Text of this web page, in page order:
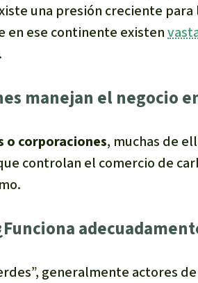
una presión creciente
en ese continente existen
.
manejan el negocio
o corporaciones, muchas de
controlan el comercio de
generalmente actores